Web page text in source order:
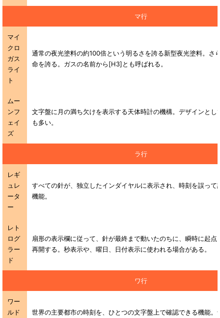
マ行
マイ
クロ
ガス
ライ
ト
通常の夜光塗料の約100倍という明るさを誇る新型夜光塗料。さ
命を誇る。ガスの名前から[H3]とも呼ばれる。
ムー
ンフ
ェイ
ズ
文字盤に月の満ち欠けを表示する天体時計の機構。デザインとし
も多い。
ラ行
レギ
ュレ
ータ
ー
すべての針が、独立したインダイヤルに表示され、時刻を誤って
機能。
レト
ログ
ラー
ド
扇形の表示欄に従って、針が最終まで動いたのちに、瞬時に起点
再開する。秒表示や、曜日、日付表示に使われる場合がある。
ワ行
ワー
ルド
世界の主要都市の時刻を、ひとつの文字盤上で確認できる機能。